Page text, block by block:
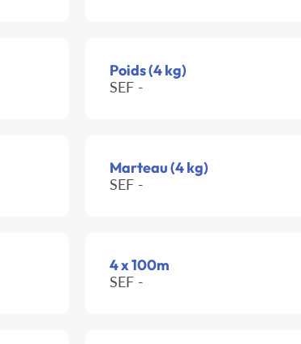
Poids (4 kg)
SEF -
Marteau (4 kg)
SEF -
4 x 100m
SEF -